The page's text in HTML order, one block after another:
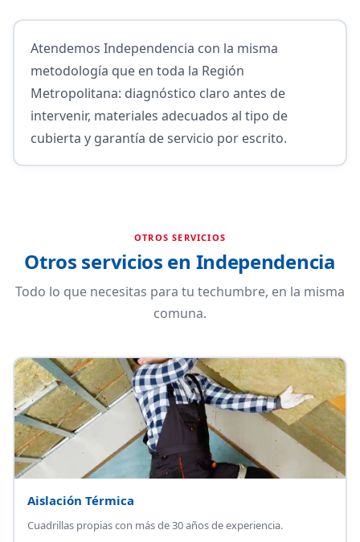
Atendemos Independencia con la misma
metodología que en toda la Región
Metropolitana: diagnóstico claro antes de
intervenir, materiales adecuados al tipo de
cubierta y garantía de servicio por escrito.
OTROS SERVICIOS
Otros servicios en Independencia
Todo lo que necesitas para tu techumbre, en la misma
comuna.
Aislación Térmica
Cuadrillas propias con más de 30 años de experiencia.